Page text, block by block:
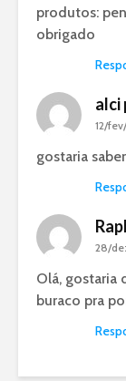
produtos:
obrigado
alci
12/
gostaria
28/
Olá, gostaria
buraco pra